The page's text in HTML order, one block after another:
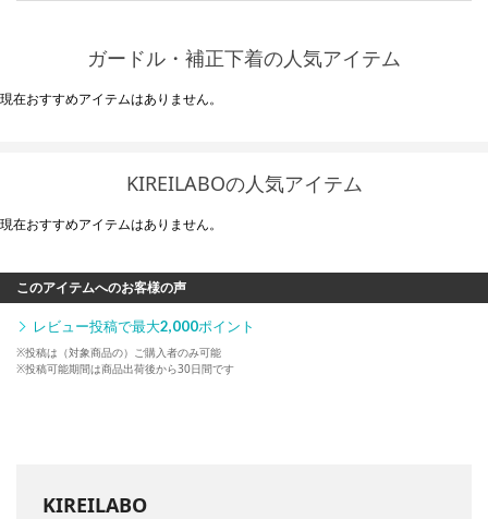
ガードル・補正下着の人気アイテム
現在おすすめアイテムはありません。
KIREILABOの人気アイテム
現在おすすめアイテムはありません。
このアイテムへのお客様の声
レビュー投稿で最大2,000ポイント
※投稿は（対象商品の）ご購入者のみ可能
※投稿可能期間は商品出荷後から30日間です
KIREILABO